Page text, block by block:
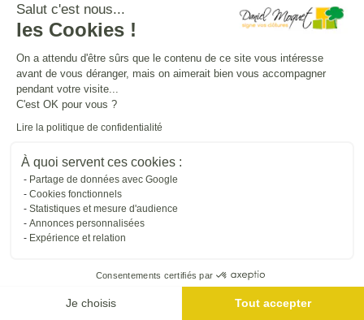
Salut c'est nous...
les Cookies !
On a attendu d'être sûrs que le contenu de ce site vous intéresse
avant de vous déranger, mais on aimerait bien vous accompagner
pendant votre visite...
C'est OK pour vous ?
Lire la politique de confidentialité
À quoi servent ces cookies :
Partage de données avec Google
Cookies fonctionnels
Statistiques et mesure d'audience
Annonces personnalisées
Expérience et relation
Consentements certifiés par
Je choisis Tout accepter
pour suivre l’actualité Daniel Moquet Clôtures